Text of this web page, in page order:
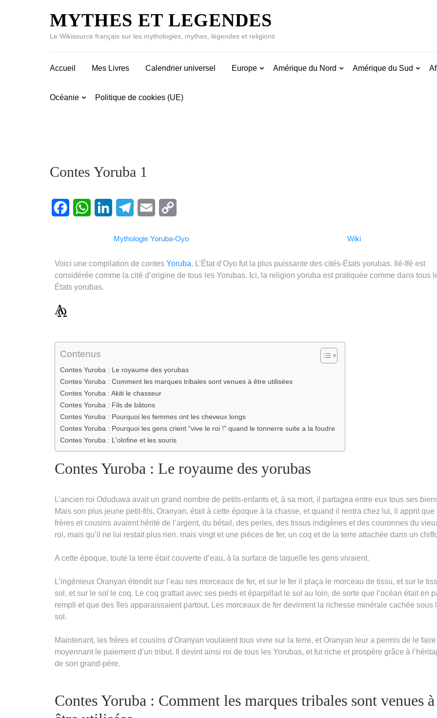
MYTHES ET LEGENDES
Le Wikisource français sur les mythologies, mythes, légendes et religions
Accueil Mes Livres Calendrier universel Europe Amérique du Nord Amérique du Sud
Océanie Politique de cookies (UE)
Contes Yoruba 1
Link
Mythologie Yoruba-Oyo Wiki
Voici une compilation de contes Yoruba. L’État d’Oyo fut la plus puissante des cités-États yorubas. Ilé-Ifé est
considérée comme la cité d’origine de tous les Yorubas. Ici, la religion yoruba est pratiquée comme dans tous
États yorubas.
Contenus
Contes Yuroba : Le royaume des yorubas
Contes Yoruba : Comment les marques tribales sont venues à être utilisées
Contes Yoruba : Akiti le chasseur
Contes Yoruba : Fils de bâtons
Contes Yoruba : Pourquoi les femmes ont les cheveux longs
Contes Yoruba : Pourquoi les gens crient "vive le roi !" quand le tonnerre suite a la foudre
Contes Yoruba : L'olofine et les souris
Contes Yuroba : Le royaume des yorubas
L’ancien roi Oduduwa avait un grand nombre de petits-enfants et, à sa mort, il partagea entre eux tous ses
Mais son plus jeune petit-fils, Oranyan, était à cette époque à la chasse, et quand il rentra chez lui, il apprit que
frères et cousins ​​avaient hérité de l’argent, du bétail, des perles, des tissus indigènes et des couronnes du
roi, mais qu’il ne lui restait plus rien. mais vingt et une pièces de fer, un coq et de la terre attachée dans un
A cette époque, toute la terre était couverte d’eau, à la surface de laquelle les gens vivaient.
L’ingénieux Oranyan étendit sur l’eau ses morceaux de fer, et sur le fer il plaça le morceau de tissu, et sur le
sol, et sur le sol le coq. Le coq grattait avec ses pieds et éparpillait le sol au loin, de sorte que l’océan était en
rempli et que des îles apparaissaient partout. Les morceaux de fer devinrent la richesse minérale cachée sous
sol.
Maintenant, les frères et cousins ​​d’Oranyan voulaient tous vivre sur la terre, et Oranyan leur a permis de le faire
moyennant le paiement d’un tribut. Il devint ainsi roi de tous les Yorubas, et fut riche et prospère grâce à
de son grand-père.
Contes Yoruba : Comment les marques tribales sont venues à